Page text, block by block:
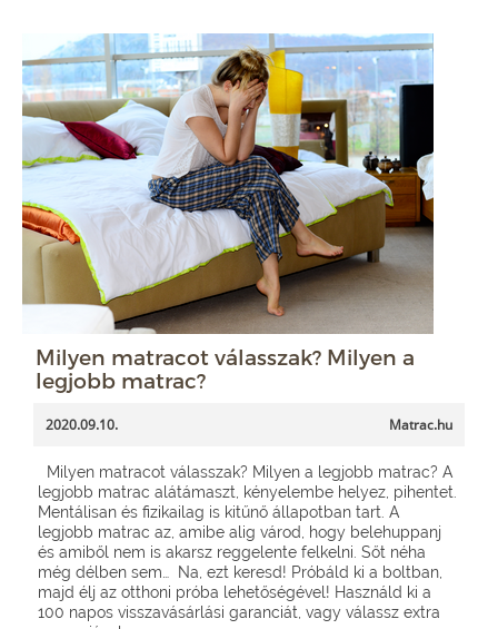
Milyen matracot válasszak? Milyen a
legjobb matrac?
2020.09.10. Matrac.hu
Milyen matracot válasszak? Milyen a legjobb matrac? A
legjobb matrac alátámaszt, kényelembe helyez, pihentet.
Mentálisan és fizikailag is kitűnő állapotban tart. A
legjobb matrac az, amibe alig várod, hogy belehuppanj
és amiből nem is akarsz reggelente felkelni. Sőt néha
még délben sem… Na, ezt keresd! Próbáld ki a boltban,
majd élj az otthoni próba lehetőségével! Használd ki a
100 napos visszavásárlási garanciát, vagy válassz extra